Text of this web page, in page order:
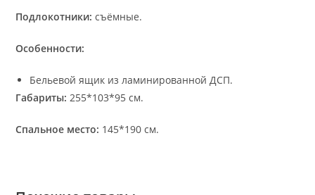
Подлокотники:съёмные.
Особенности:
Бельевой ящик из ламинированной ДСП.
Габариты:255*103*95 см.
Спальное место: 145*190 см.